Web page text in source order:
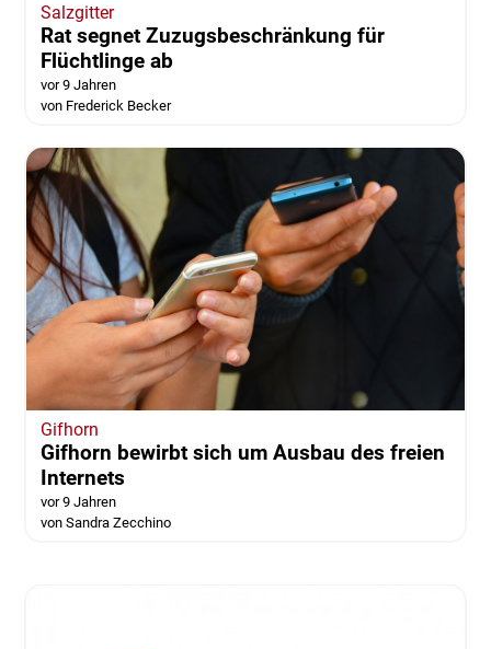
Salzgitter
Rat segnet Zuzugsbeschränkung für
Flüchtlinge ab
vor 9 Jahren
von Frederick Becker
Gifhorn
Gifhorn bewirbt sich um Ausbau des freien
Internets
vor 9 Jahren
von Sandra Zecchino